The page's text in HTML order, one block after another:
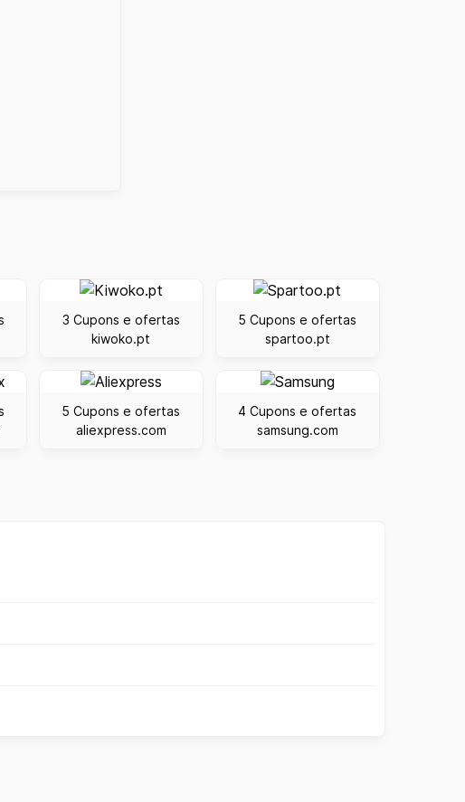
3 Cupons e ofertas
kiwoko.pt
5 Cupons e ofertas
spartoo.pt
5 Cupons e ofertas
aliexpress.com
4 Cupons e ofertas
samsung.com